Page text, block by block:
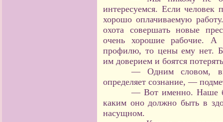
интересуемся. Если
хорошо оплачиваемую
охота совершать новые
очень хорошие рабочие. А
профилю, то цены ему нет.
им доверием и боятся
— Одним словом, вы
определяет сознание, —
— Вот именно. Наше
каким оно должно быть в
насущном.